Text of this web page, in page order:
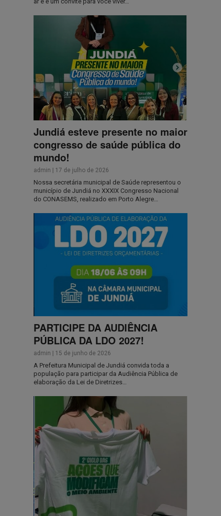
Jundiá esteve presente no maior
congresso de saúde pública do
mundo!
admin 17 de julho de 2026
Nossa secretária municipal de Saúde representou o
município de Jundiá no XXXIX Congresso Nacional
do CONASEMS, realizado em Porto Alegre…
PARTICIPE DA AUDIÊNCIA
PÚBLICA DA LDO 2027!
admin | 15 de junho de 2026
A Prefeitura Municipal de Jundiá convida toda a
população para participar da Audiência Pública de
elaboração da Lei de Diretrizes…